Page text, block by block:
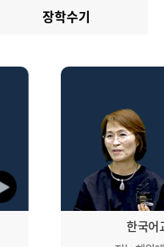
장학수기
한국어